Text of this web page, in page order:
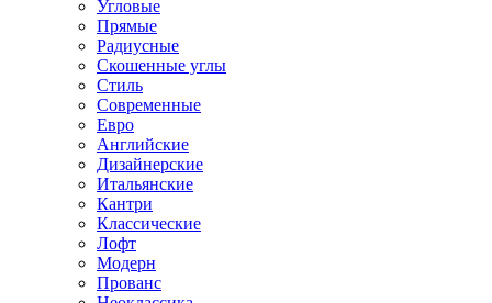
Угловые
Прямые
Радиусные
Скошенные углы
Стиль
Современные
Евро
Английские
Дизайнерские
Итальянские
Кантри
Классические
Лофт
Модерн
Прованс